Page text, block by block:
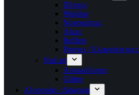
Πένσες
Ψαλίδια
Νυχοκόπτες
Λίμες
Buffers
Ράσπες / Ελαφρόπετρες
Nail art
Αυτοκόλλητα
Glitter
Αξεσουάρ / Διάφορα